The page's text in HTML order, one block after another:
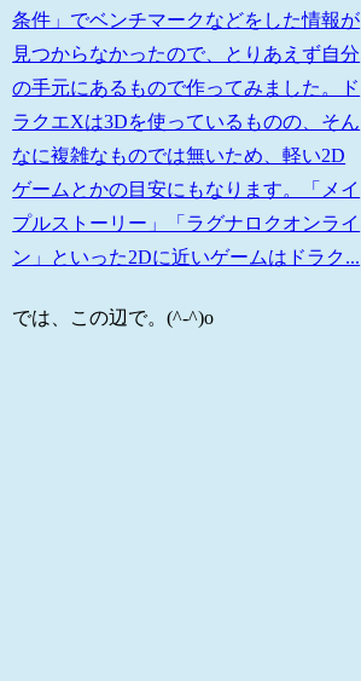
条件」でベンチマークなどをした情報が
見つからなかったので、とりあえず自分
の手元にあるもので作ってみました。ド
ラクエXは3Dを使っているものの、そん
なに複雑なものでは無いため、軽い2D
ゲームとかの目安にもなります。「メイ
プルストーリー」「ラグナロクオンライ
ン」といった2Dに近いゲームはドラク...
では、この辺で。(^-^)o